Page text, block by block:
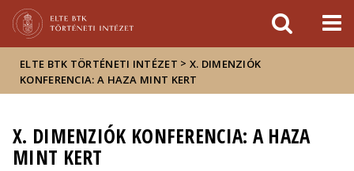
sajtóban
ELTE BTK TÖRTÉNETI INTÉZET > X. DIMENZIÓK
KONFERENCIA: A HAZA MINT KERT
X. DIMENZIÓK KONFERENCIA: A HAZA
MINT KERT